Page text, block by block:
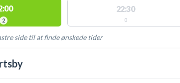
2
22:30
0
side til at finde ønskede tider
AKTIVITETER